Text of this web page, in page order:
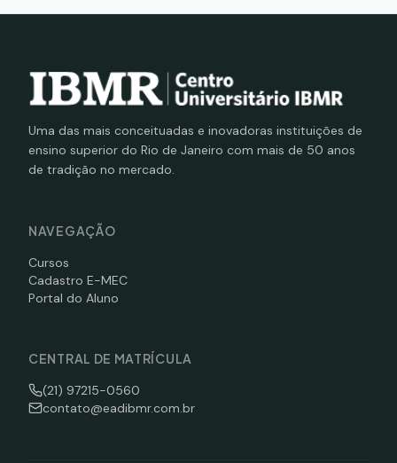
Uma das mais conceituadas e inovadoras instituições de
ensino superior do Rio de Janeiro com mais de 50 anos
de tradição no mercado.
NAVEGAÇÃO
Cursos
Cadastro E-MEC
Portal do Aluno
CENTRAL DE MATRÍCULA
(21) 97215-0560
contato@eadibmr.com.br